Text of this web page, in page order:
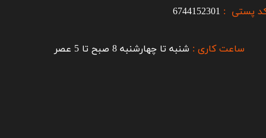
ساعت کاری : شنبه تا چهارشنبه 8 صبح تا 5 عصر
پستی : 6744152301